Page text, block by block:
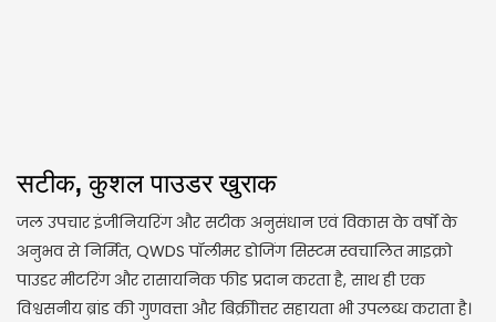
सटीक, कुशल पाउडर खुराक
जल उपचार इंजीनियरिंग और सटीक अनुसंधान एवं विकास के वर्षों के
अनुभव से निर्मित, QWDS पॉलीमर डोजिंग सिस्टम स्वचालित माइक्रो
पाउडर मीटरिंग और रासायनिक फीड प्रदान करता है, साथ ही एक
विश्वसनीय ब्रांड की गुणवत्ता और बिक्रीोत्तर सहायता भी उपलब्ध कराता है।